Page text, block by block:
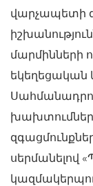
վարչապետի
մարմինների
եկեղեցական
սերմանելով